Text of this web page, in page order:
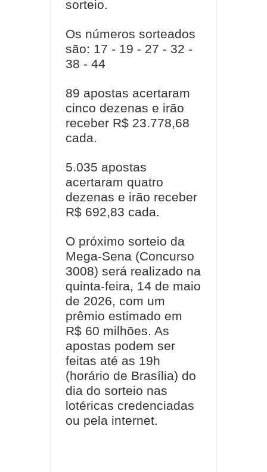
sorteio.
Os números sorteados
são: 17 - 19 - 27 - 32 -
38 - 44
89 apostas acertaram
cinco dezenas e irão
receber R$ 23.778,68
cada.
5.035 apostas
acertaram quatro
dezenas e irão receber
R$ 692,83 cada.
O próximo sorteio da
Mega-Sena (Concurso
3008) será realizado na
quinta-feira, 14 de maio
de 2026, com um
prêmio estimado em
R$ 60 milhões. As
apostas podem ser
feitas até as 19h
(horário de Brasília) do
dia do sorteio nas
lotéricas credenciadas
ou pela internet.